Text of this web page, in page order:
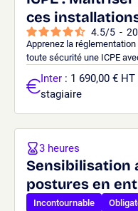
ces
4.5/5 - 20
Apprenez la
toute sécurité une ICPE
Inter : 1 690,00 €
stagiaire
Sensibilisation
postures en
Incontournable
3 heures